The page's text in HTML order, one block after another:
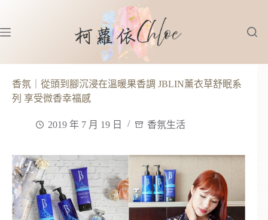
主
內
香氛｜從頭到腳沉浸在溫暖果香調 JBLIN薰衣草舒眠系
列 享受微香幸福感
2019 年 7 月 19 日 香氛生活